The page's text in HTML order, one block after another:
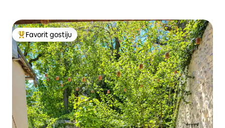
Glavni favorit gostiju
Favorit gostiju